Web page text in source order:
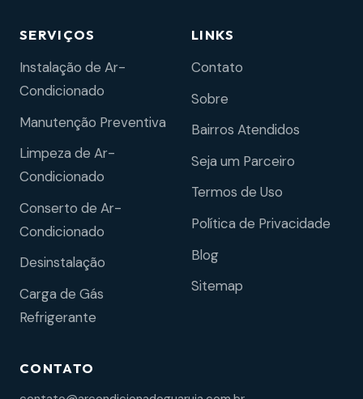
SERVIÇOS
Instalação de Ar-
Condicionado
Manutenção Preventiva
Limpeza de Ar-
Condicionado
Conserto de Ar-
Condicionado
Desinstalação
Carga de Gás
Refrigerante
LINKS
Contato
Sobre
Bairros Atendidos
Seja um Parceiro
Termos de Uso
Política de Privacidade
Blog
Sitemap
CONTATO